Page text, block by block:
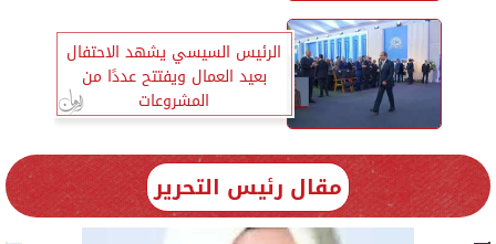
الرئيس السيسي يشهد الاحتفال
بعيد العمال ويفتتح عددًا من
المشروعات
مقال رئيس التحرير